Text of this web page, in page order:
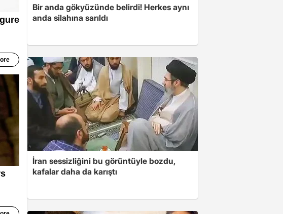
Bir anda gökyüzünde belirdi! Herkes aynı
anda silahına sarıldı
İran sessizliğini bu görüntüyle bozdu,
kafalar daha da karıştı